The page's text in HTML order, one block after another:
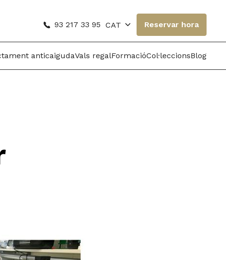
93 217 33 95 CAT Reservar hora
anticaigudaVals regalFormacióCol·leccionsBlog